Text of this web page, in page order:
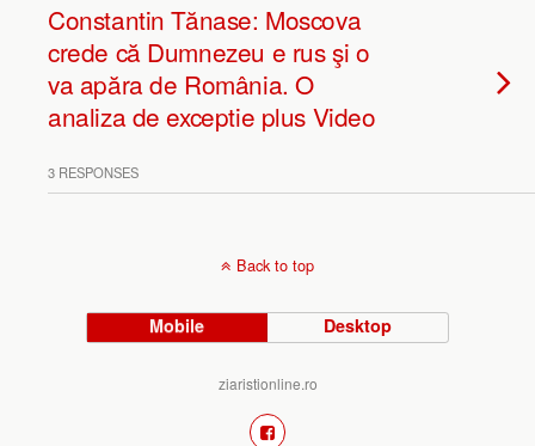
Constantin Tănase: Moscova
crede că Dumnezeu e rus şi o
va apăra de România. O
analiza de exceptie plus Video
3 RESPONSES
Back to top
Mobile Desktop
ziaristionline.ro